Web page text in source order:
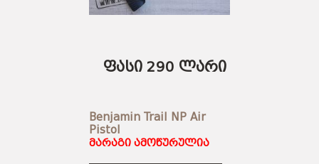
ფასი 290 ლარი
Benjamin Trail NP Air
Pistol
მარაგი ამოწურულია